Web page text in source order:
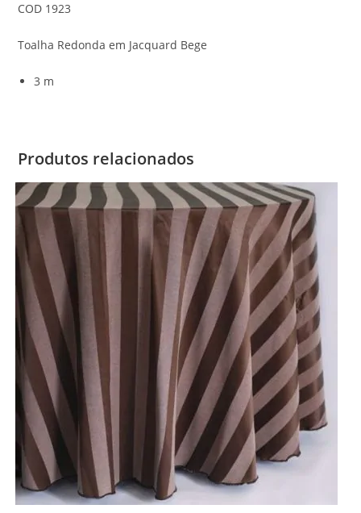
COD 1923
Toalha Redonda em Jacquard Bege
3 m
Produtos relacionados